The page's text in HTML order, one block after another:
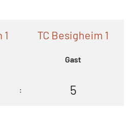
TC Besigheim 1
Gast
: 5